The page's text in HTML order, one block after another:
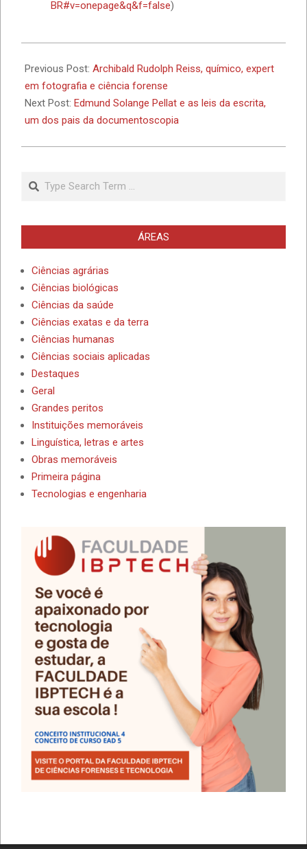
BR#v=onepage&q&f=false)
Previous Post: Archibald Rudolph Reiss, químico, expert
em fotografia e ciência forense
Next Post: Edmund Solange Pellat e as leis da escrita,
um dos pais da documentoscopia
Search
ÁREAS
Ciências agrárias
Ciências biológicas
Ciências da saúde
Ciências exatas e da terra
Ciências humanas
Ciências sociais aplicadas
Destaques
Geral
Grandes peritos
Instituições memoráveis
Linguística, letras e artes
Obras memoráveis
Primeira página
Tecnologias e engenharia